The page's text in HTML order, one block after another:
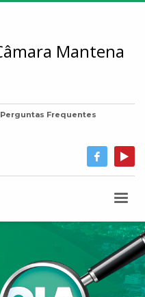
Perguntas Frequentes